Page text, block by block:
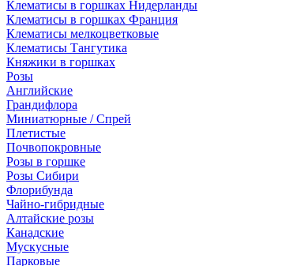
Клематисы в горшках Нидерланды
Клематисы в горшках Франция
Клематисы мелкоцветковые
Клематисы Тангутика
Княжики в горшках
Розы
Английские
Грандифлора
Миниатюрные / Спрей
Плетистые
Почвопокровные
Розы в горшке
Розы Сибири
Флорибунда
Чайно-гибридные
Алтайские розы
Канадские
Мускусные
Парковые